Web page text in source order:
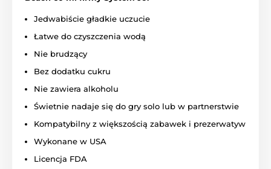
Jedwabiście gładkie uczucie
Łatwe do czyszczenia wodą
Nie brudzący
Bez dodatku cukru
Nie zawiera alkoholu
Świetnie nadaje się do gry solo lub w partnerstwie
Kompatybilny z większością zabawek i prezerwatyw
Wykonane w USA
Licencja FDA